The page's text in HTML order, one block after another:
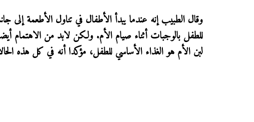
وقال الطبيب إنه عندما يبدأ الأطفال في تناول الأطعمة إلى
للطفل بالوجبات أثناء صيام الأم. ولكن لابد من الاهتمام
لبن الأم هو الغذاء الأساسي للطفل، مؤكدا أنه في كل هذه